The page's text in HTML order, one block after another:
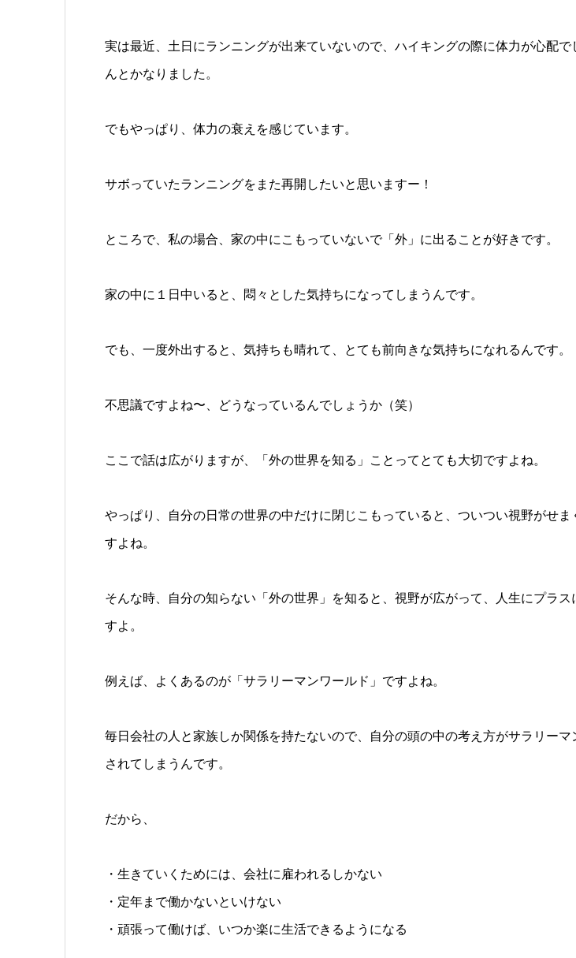
実は最近、土日にランニングが出来ていないので、ハイキングの際に体力が心配で
んとかなりました。
でもやっぱり、体力の衰えを感じています。
サボっていたランニングをまた再開したいと思いますー！
ところで、私の場合、家の中にこもっていないで「外」に出ることが好きです。
家の中に１日中いると、悶々とした気持ちになってしまうんです。
でも、一度外出すると、気持ちも晴れて、とても前向きな気持ちになれるんです。
不思議ですよね〜、どうなっているんでしょうか（笑）
ここで話は広がりますが、「外の世界を知る」ことってとても大切ですよね。
やっぱり、自分の日常の世界の中だけに閉じこもっていると、ついつい視野がせま
すよね。
そんな時、自分の知らない「外の世界」を知ると、視野が広がって、人生にプラ
すよ。
例えば、よくあるのが「サラリーマンワールド」ですよね。
毎日会社の人と家族しか関係を持たないので、自分の頭の中の考え方がサラリーマ
されてしまうんです。
だから、
・生きていくためには、会社に雇われるしかない
・定年まで働かないといけない
・頑張って働けば、いつか楽に生活できるようになる